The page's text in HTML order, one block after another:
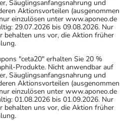
Säuglingsanfangsnahrung und
Aktionsvorteilen (ausgenommen
einzulösen unter www.aponeo.de
29.07.2026 bis 09.08.2026. Nur
behalten uns vor, die Aktion früher
"ceta20" erhalten Sie 20 %
Produkte. Nicht anwendbar auf
Säuglingsanfangsnahrung und
Aktionsvorteilen (ausgenommen
einzulösen unter www.aponeo.de
01.08.2026 bis 01.09.2026. Nur
behalten uns vor, die Aktion früher